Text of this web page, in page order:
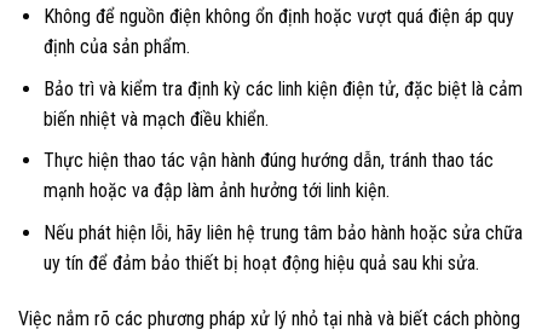
Không để nguồn điện không ổn định hoặc vượt quá điện áp quy
định của sản phẩm.
Bảo trì và kiểm tra định kỳ các linh kiện điện tử, đặc biệt là cảm
biến nhiệt và mạch điều khiển.
Thực hiện thao tác vận hành đúng hướng dẫn, tránh thao tác
mạnh hoặc va đập làm ảnh hưởng tới linh kiện.
Nếu phát hiện lỗi, hãy liên hệ trung tâm bảo hành hoặc sửa chữa
uy tín để đảm bảo thiết bị hoạt động hiệu quả sau khi sửa.
Việc nắm rõ các phương pháp xử lý nhỏ tại nhà và biết cách phòng